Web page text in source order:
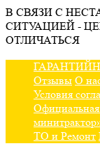
В СВЯЗИ С
СИТУАЦИЕЙ -
ОТЛИЧАТЬСЯ
Отзывы О
Условия
ТО и Ремонт